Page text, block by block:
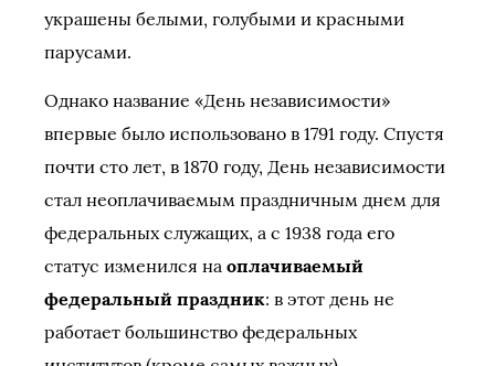
украшены белыми, голубыми и красными
парусами.
Однако название «День независимости»
впервые было использовано в 1791 году. Спустя
почти сто лет, в 1870 году, День независимости
стал неоплачиваемым праздничным днем для
федеральных служащих, а с 1938 года его
статус изменился на оплачиваемый
федеральный праздник: в этот день не
работает большинство федеральных